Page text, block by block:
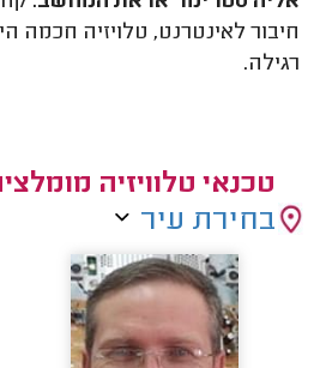
חיבור לאינטרנט, טלויזיה חכמה
רגילה.
טכנאי טלוויזיה
בחירת עיר